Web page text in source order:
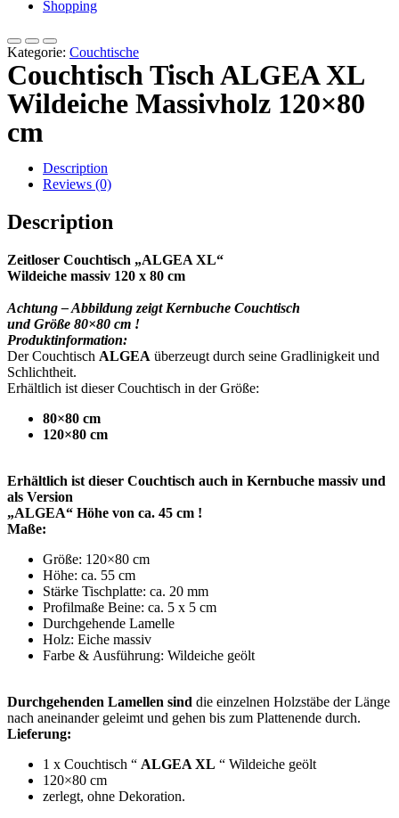
Shopping
Kategorie: Couchtische
Couchtisch Tisch ALGEA XL
Wildeiche Massivholz 120×80
cm
Description
Reviews (0)
Description
Zeitloser Couchtisch „ALGEA XL“
Wildeiche massiv 120 x 80 cm
Achtung – Abbildung zeigt Kernbuche Couchtisch
und Größe 80×80 cm !
Produktinformation:
Der Couchtisch ALGEA überzeugt durch seine Gradlinigkeit und
Schlichtheit.
Erhältlich ist dieser Couchtisch in der Größe:
80×80 cm
120×80 cm
Erhältlich ist dieser Couchtisch auch in Kernbuche massiv und
als Version
„ALGEA“ Höhe von ca. 45 cm !
Maße:
Größe: 120×80 cm
Höhe: ca. 55 cm
Stärke Tischplatte: ca. 20 mm
Profilmaße Beine: ca. 5 x 5 cm
Durchgehende Lamelle
Holz: Eiche massiv
Farbe & Ausführung: Wildeiche geölt
Durchgehenden Lamellen sind die einzelnen Holzstäbe der Länge
nach aneinander geleimt und gehen bis zum Plattenende durch.
Lieferung:
1 x Couchtisch “ ALGEA XL “ Wildeiche geölt
120×80 cm
zerlegt, ohne Dekoration.